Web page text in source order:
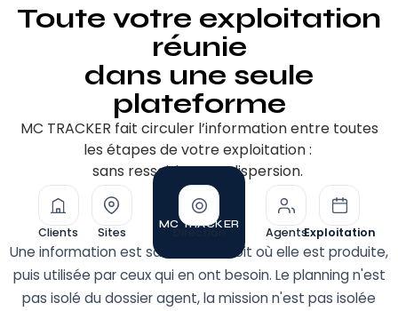
Toute votre exploitation
réunie
dans une seule
plateforme
MC TRACKER fait circuler l’information entre toutes
les étapes de votre exploitation :
sans ressaisie, sans dispersion.
MC TRACKER
Direction Exploitation
Agents
Sites
Clients
Une information est saisie à l'endroit où elle est produite,
puis utilisée par ceux qui en ont besoin. Le planning n'est
pas isolé du dossier agent, la mission n'est pas isolée